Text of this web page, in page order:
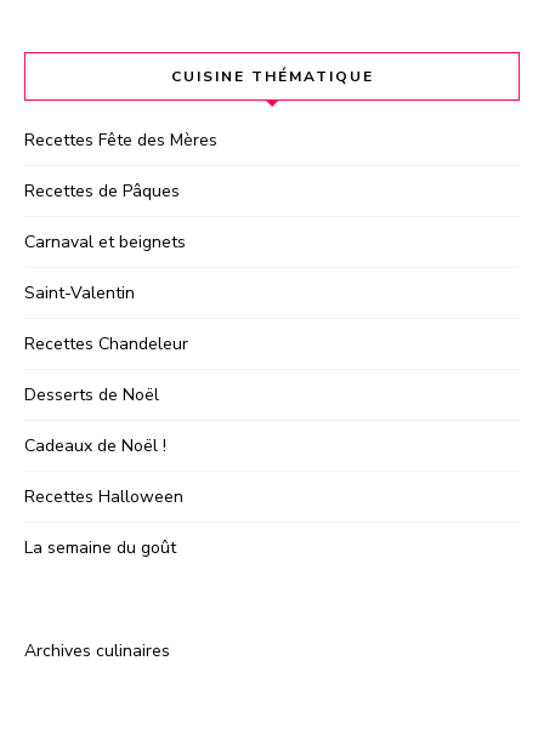
CUISINE THÉMATIQUE
Recettes Fête des Mères
Recettes de Pâques
Carnaval et beignets
Saint-Valentin
Recettes Chandeleur
Desserts de Noël
Cadeaux de Noël !
Recettes Halloween
La semaine du goût
Archives culinaires